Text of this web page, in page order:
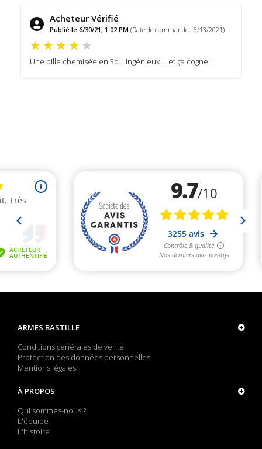
Acheteur Vérifié
Publié le 6/30/21, 1:02 PM (Date de commande : 6/13/2021)
Une bille chemisée en 3d... Ingénieux.....et ça cogne !
ARMES BASTILLE
Conditions générales de vente
Protection des données personnelles
Mentions légales
À PROPOS
Qui sommes-nous ?
L'équipe
L'histoire